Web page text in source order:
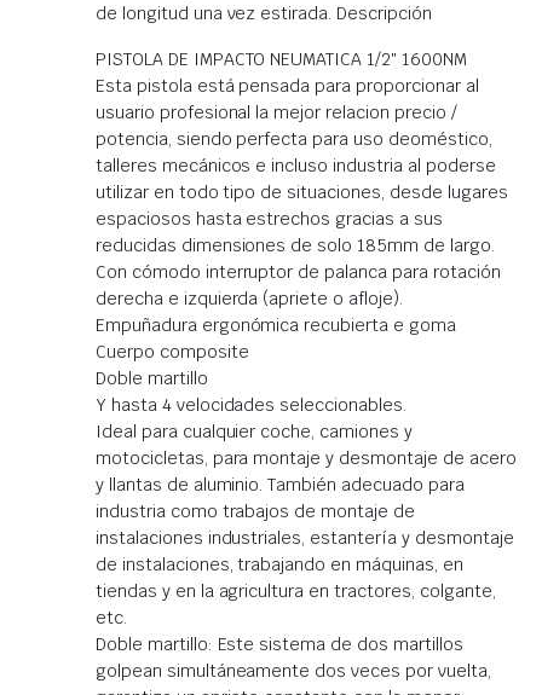
de longitud una vez estirada. Descripción
PISTOLA DE IMPACTO NEUMATICA 1/2″ 1600NM
Esta pistola está pensada para proporcionar al
usuario profesional la mejor relacion precio /
potencia, siendo perfecta para uso deoméstico,
talleres mecánicos e incluso industria al poderse
utilizar en todo tipo de situaciones, desde lugares
espaciosos hasta estrechos gracias a sus
reducidas dimensiones de solo 185mm de largo.
Con cómodo interruptor de palanca para rotación
derecha e izquierda (apriete o afloje).
Empuñadura ergonómica recubierta e goma
Cuerpo composite
Doble martillo
Y hasta 4 velocidades seleccionables.
Ideal para cualquier coche, camiones y
motocicletas, para montaje y desmontaje de acero
y llantas de aluminio. También adecuado para
industria como trabajos de montaje de
instalaciones industriales, estantería y desmontaje
de instalaciones, trabajando en máquinas, en
tiendas y en la agricultura en tractores, colgante,
etc.
Doble martillo: Este sistema de dos martillos
golpean simultáneamente dos veces por vuelta,